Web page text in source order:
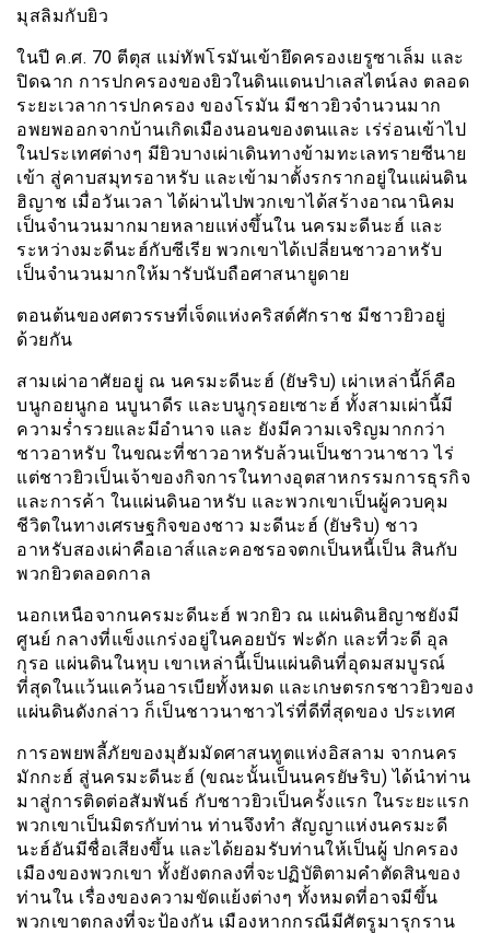
มุสลิมกับยิว
ในปี ค.ศ. 70 ตีตุส แม่ทัพโรมันเข้ายึดครองเยรูซาเล็ม และ
ปิดฉาก การปกครองของยิวในดินแดนปาเลสไตน์ลง ตลอด
ระยะเวลาการปกครอง ของโรมัน มีชาวยิวจำนวนมาก
อพยพออกจากบ้านเกิดเมืองนอนของตนและ เร่ร่อนเข้าไป
ในประเทศต่างๆ มียิวบางเผ่าเดินทางข้ามทะเลทรายซีนาย
เข้า สู่คาบสมุทรอาหรับ และเข้ามาตั้งรกรากอยู่ในแผ่นดิน
ฮิญาช เมื่อวันเวลา ได้ผ่านไปพวกเขาได้สร้างอาณานิคม
เป็นจำนวนมากมายหลายแห่งขึ้นใน นครมะดีนะฮ์ และ
ระหว่างมะดีนะฮ์กับซีเรีย พวกเขาได้เปลี่ยนชาวอาหรับ
เป็นจำนวนมากให้มารับนับถือศาสนายูดาย
ตอนต้นของศตวรรษที่เจ็ดแห่งคริสต์ศักราช มีชาวยิวอยู่
ด้วยกัน
สามเผ่าอาศัยอยู่ ณ นครมะดีนะฮ์ (ยัษริบ) เผ่าเหล่านี้ก็คือ
บนูกอยนูกอ นบูนาดีร และบนูกุรอยเซาะฮ์ ทั้งสามเผ่านี้มี
ความร่ำรวยและมีอำนาจ และ ยังมีความเจริญมากกว่า
ชาวอาหรับ ในขณะที่ชาวอาหรับล้วนเป็นชาวนาชาว ไร่
แต่ชาวยิวเป็นเจ้าของกิจการในทางอุตสาหกรรมการธุรกิจ
และการค้า ในแผ่นดินอาหรับ และพวกเขาเป็นผู้ควบคุม
ชีวิตในทางเศรษฐกิจของชาว มะดีนะฮ์ (ยัษริบ) ชาว
อาหรับสองเผ่าคือเอาส์และคอชรอจตกเป็นหนี้เป็น สินกับ
พวกยิวตลอดกาล
นอกเหนือจากนครมะดีนะฮ์ พวกยิว ณ แผ่นดินฮิญาชยังมี
ศูนย์ กลางที่แข็งแกร่งอยู่ในคอยบัร ฟะดัก และที่วะดี อุล
กุรอ แผ่นดินในหุบ เขาเหล่านี้เป็นแผ่นดินที่อุดมสมบูรณ์
ที่สุดในแว้นแคว้นอารเบียทั้งหมด และเกษตรกรชาวยิวของ
แผ่นดินดังกล่าว ก็เป็นชาวนาชาวไร่ที่ดีที่สุดของ ประเทศ
การอพยพลี้ภัยของมุฮัมมัดศาสนทูตแห่งอิสลาม จากนคร
มักกะฮ์ สู่นครมะดีนะฮ์ (ขณะนั้นเป็นนครยัษริบ) ได้นำท่าน
มาสู่การติดต่อสัมพันธ์ กับชาวยิวเป็นครั้งแรก ในระยะแรก
พวกเขาเป็นมิตรกับท่าน ท่านจึงทำ สัญญาแห่งนครมะดี
นะฮ์อันมีชื่อเสียงขึ้น และได้ยอมรับท่านให้เป็นผู้ ปกครอง
เมืองของพวกเขา ทั้งยังตกลงที่จะปฏิบัติตามคำตัดสินของ
ท่านใน เรื่องของความขัดแย้งต่างๆ ทั้งหมดที่อาจมีขึ้น
พวกเขาตกลงที่จะป้องกัน เมืองหากกรณีมีศัตรูมารุกราน